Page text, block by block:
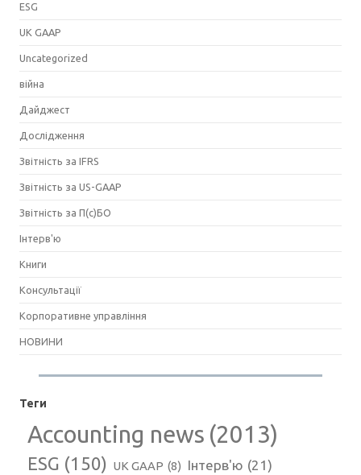
ESG
UK GAAP
Uncategorized
війна
Дайджест
Дослідження
Звітність за IFRS
Звітність за US-GAAP
Звітність за П(с)БО
Інтерв'ю
Книги
Консультації
Корпоративне управління
НОВИНИ
Теги
Accounting news (2013)
ESG (150) UK GAAP (8) Інтерв'ю (21)